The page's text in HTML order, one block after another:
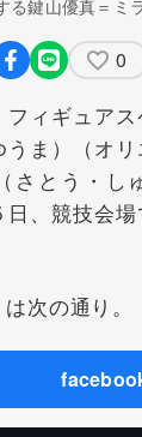
鍵山優真＝ミ
0
フィギュア
うま）（オ
（さとう・
、競技会
次の通り。